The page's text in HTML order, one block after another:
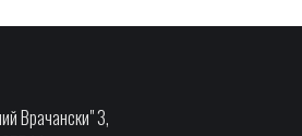
Врачански" 3,